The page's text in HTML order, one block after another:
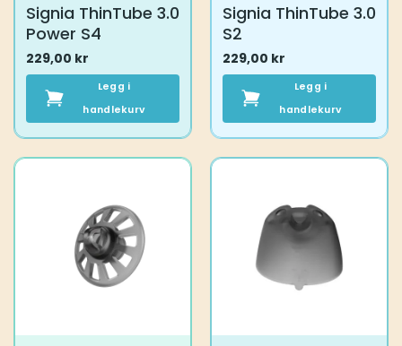
Signia ThinTube 3.0
Power S4
229,00 kr
Legg i
handlekurv
Signia ThinTube 3.0
S2
229,00 kr
Legg i
handlekurv